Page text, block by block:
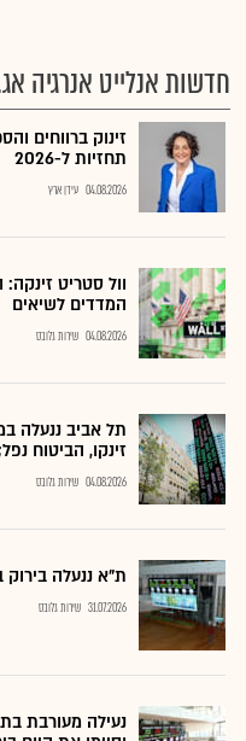
חדשות אנלייט אנרגיה
זינוק ברווחים
תחזיות ל-2026
04.08.2026 עידן ארץ
וול סטריט
המדדים לשיאים
04.08.2026 שירות גלובס
תל אביב ננעלה
זינקו, הביטוח נפל;
04.08.2026 שירות גלובס
ת"א ננעלה בירוק
31.07.2026 שירות גלובס
נעילה מעורבת